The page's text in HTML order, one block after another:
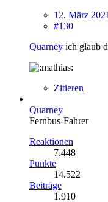
12. März 2021
#130
Quarney ich glaub
Zitieren
Quarney
Fernbus-Fahrer
Reaktionen
7.448
Punkte
14.522
Beiträge
1.910